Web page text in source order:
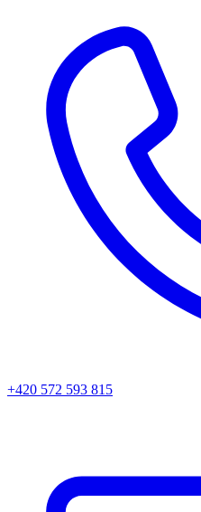
+420 572 593 815